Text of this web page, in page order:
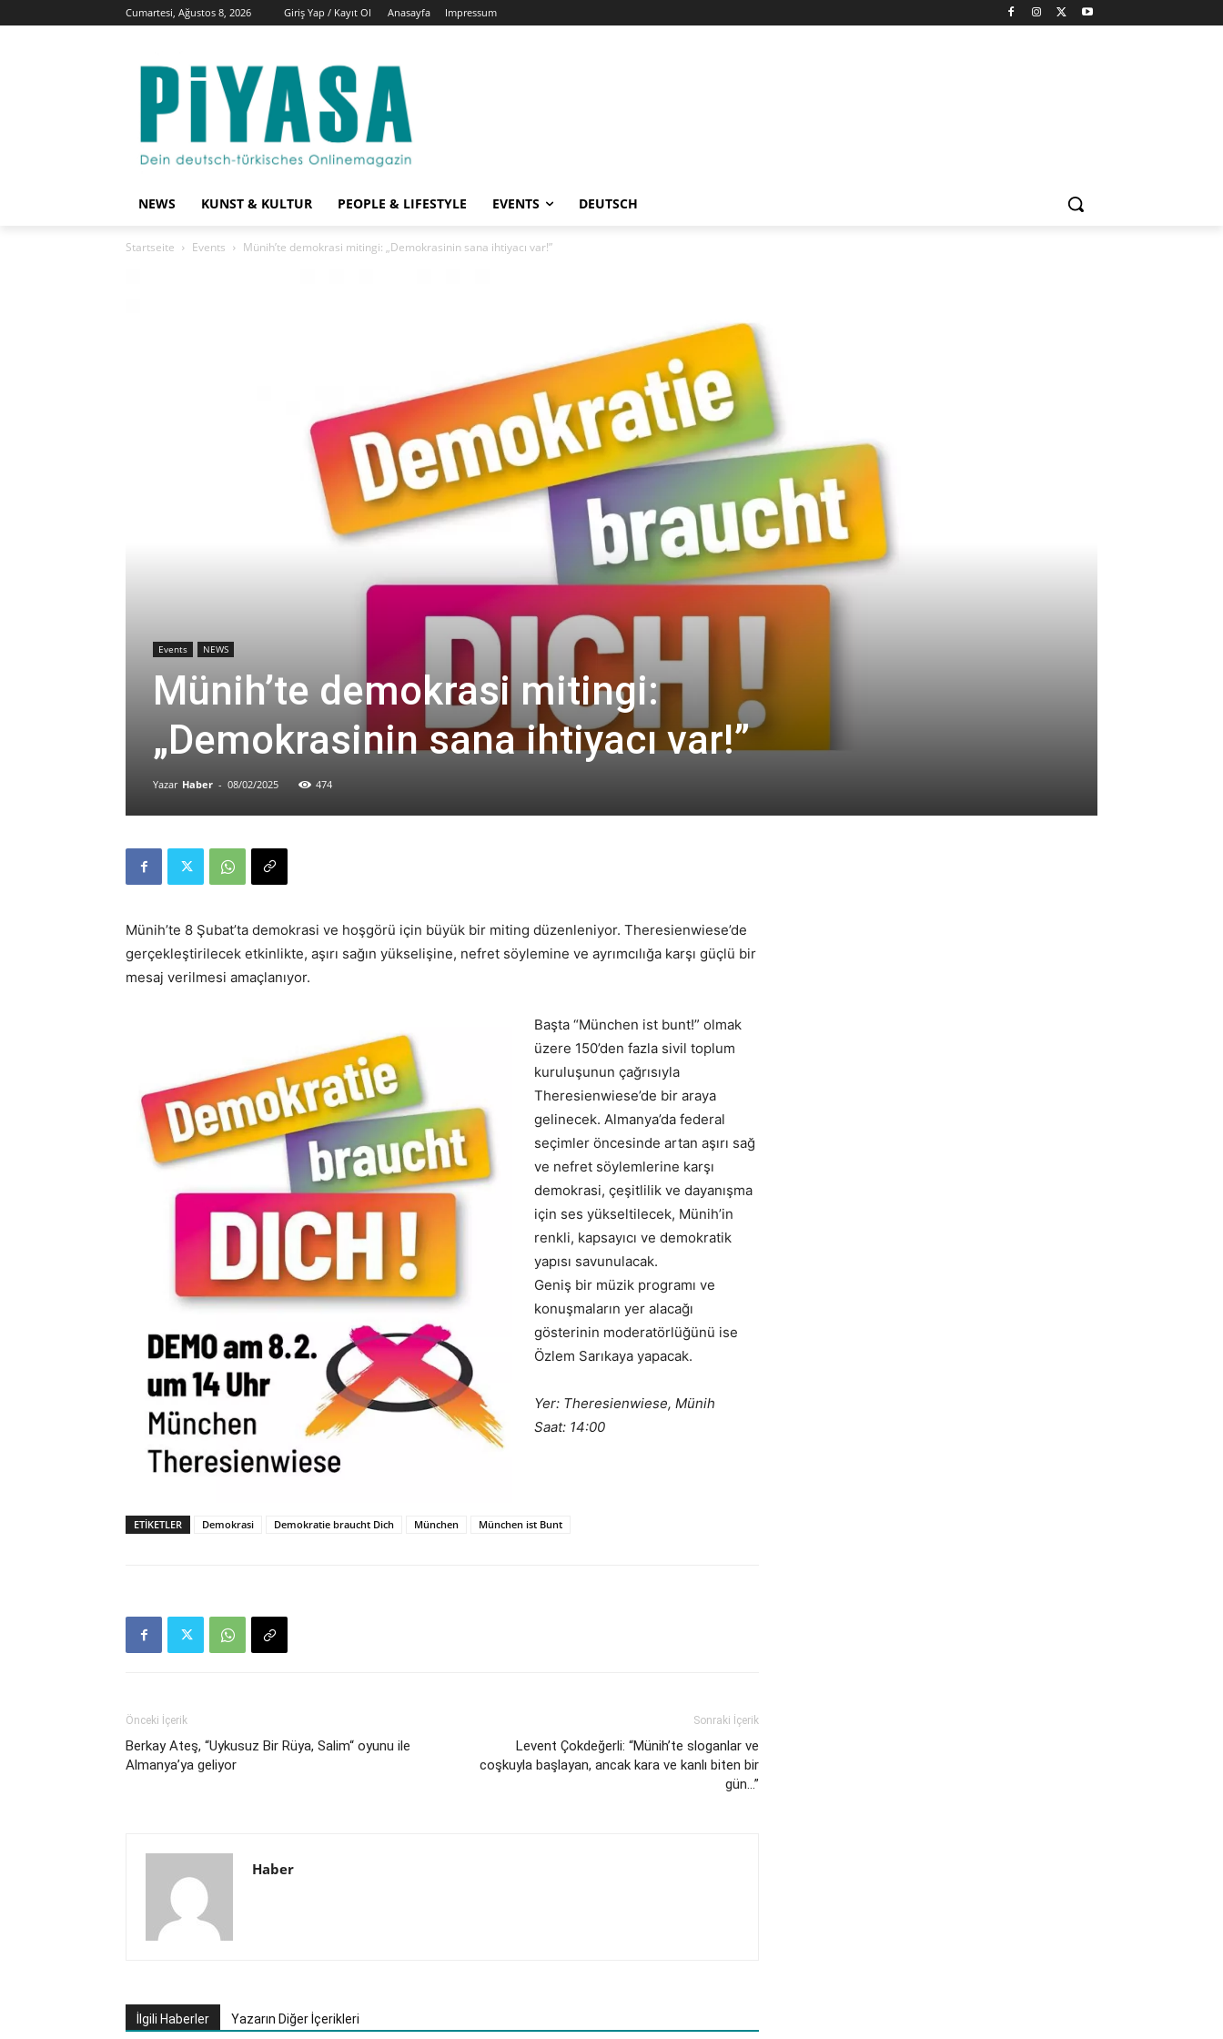
Cumartesi, Ağustos 8, 2026 Giriş Yap / Kayıt Ol Anasayfa Impressum
NEWS KUNST & KULTUR PEOPLE & LIFESTYLE EVENTS DEUTSCH
Startseite Events Münih’te demokrasi mitingi: „Demokrasinin sana ihtiyacı var!”
Events NEWS
Münih’te demokrasi mitingi:
„Demokrasinin sana ihtiyacı var!”
Yazar Haber - 08/02/2025 474
Münih’te 8 Şubat’ta demokrasi ve hoşgörü için büyük bir miting düzenleniyor. Theresienwiese’de
gerçekleştirilecek etkinlikte, aşırı sağın yükselişine, nefret söylemine ve ayrımcılığa karşı güçlü bir
mesaj verilmesi amaçlanıyor.
Başta “München ist bunt!” olmak
üzere 150’den fazla sivil toplum
kuruluşunun çağrısıyla
Theresienwiese’de bir araya
gelinecek. Almanya’da federal
seçimler öncesinde artan aşırı sağ
ve nefret söylemlerine karşı
demokrasi, çeşitlilik ve dayanışma
için ses yükseltilecek, Münih’in
renkli, kapsayıcı ve demokratik
yapısı savunulacak.
Geniş bir müzik programı ve
konuşmaların yer alacağı
gösterinin moderatörlüğünü ise
Özlem Sarıkaya yapacak.
Yer: Theresienwiese, Münih
Saat: 14:00
ETIKETLER Demokrasi Demokratie braucht Dich München München ist Bunt
Önceki İçerik
Berkay Ateş, “Uykusuz Bir Rüya, Salim“ oyunu ile
Almanya’ya geliyor
Sonraki İçerik
Levent Çokdeğerli: “Münih’te sloganlar ve
coşkuyla başlayan, ancak kara ve kanlı biten bir
gün…”
Haber
İlgili Haberler Yazarın Diğer İçerikleri